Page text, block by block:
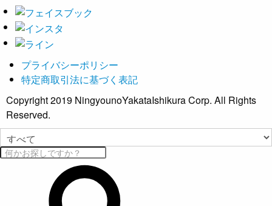
プライバシーポリシー
特定商取引法に基づく表記
Copyright 2019 NingyounoYakataIshikura Corp. All Rights
Reserved.